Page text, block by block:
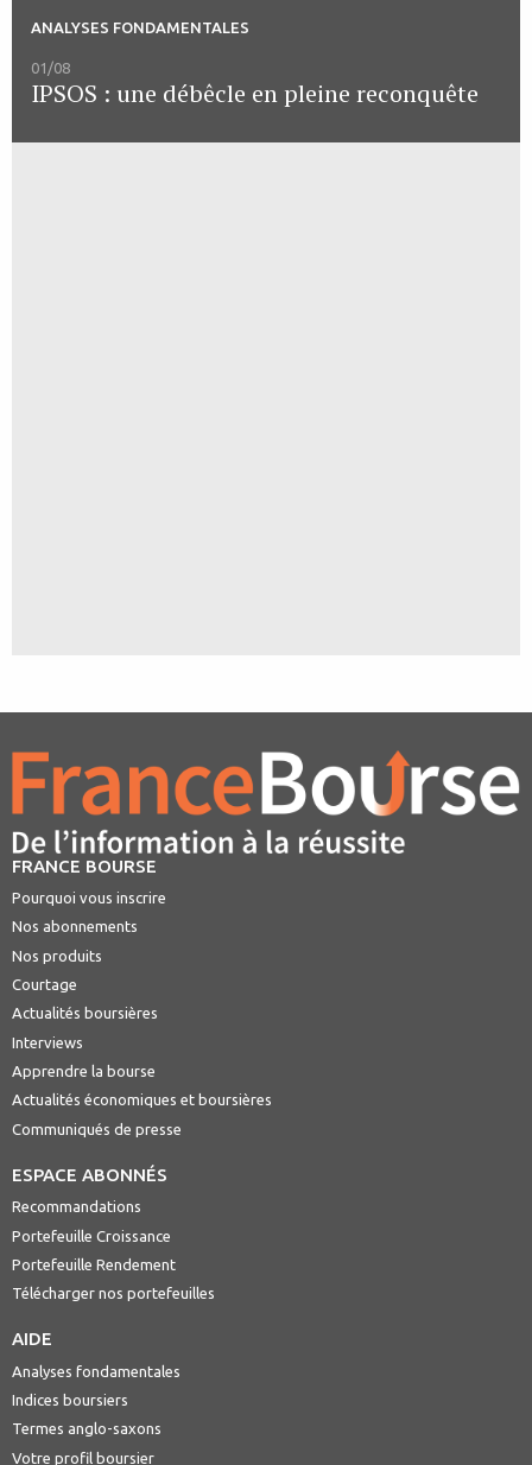
ANALYSES FONDAMENTALES
01/08
IPSOS : une débêcle en pleine reconquête
FRANCE BOURSE
Pourquoi vous inscrire
Nos abonnements
Nos produits
Courtage
Actualités boursières
Interviews
Apprendre la bourse
Actualités économiques et boursières
Communiqués de presse
ESPACE ABONNÉS
Recommandations
Portefeuille Croissance
Portefeuille Rendement
Télécharger nos portefeuilles
AIDE
Analyses fondamentales
Indices boursiers
Termes anglo-saxons
Votre profil boursier